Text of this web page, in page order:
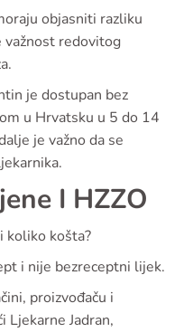
objasniti razliku
važnost redovitog
je dostupan bez
u Hrvatsku u 5 do 14
je važno da se
I HZZO
koliko košta?
i nije bezreceptni lijek.
proizvođaču i
Ljekarne Jadran,